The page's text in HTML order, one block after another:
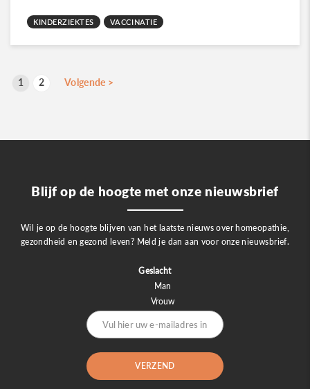
KINDERZIEKTES VACCINATIE
1 2 Volgende >
Blijf op de hoogte met onze nieuwsbrief
Wil je op de hoogte blijven van het laatste nieuws over homeopathie,
gezondheid en gezond leven? Meld je dan aan voor onze nieuwsbrief.
Geslacht
Man
Vrouw